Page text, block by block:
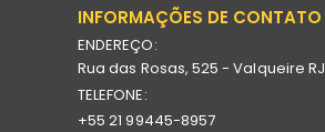
INFORMAÇÕES DE CONTATO
ENDEREÇO:
Rua das Rosas, 525 - Valqueire RJ
TELEFONE:
+55 21 99445-8957